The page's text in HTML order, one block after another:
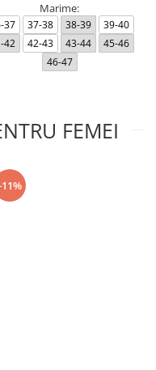
Marime:
37 37-38 38-39
39-40
42
42-43 43-44
45-46
46-47
FEMEI